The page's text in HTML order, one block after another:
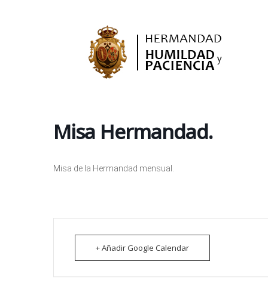
Misa Hermandad.
Misa de la Hermandad mensual.
+ Añadir Google Calendar